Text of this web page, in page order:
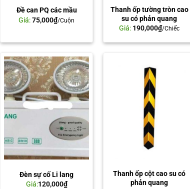
Đề can PQ các mầu
Giá:75,000₫/Cuộn
Thanh ốp tường tròn cao
su có phản quang
Giá: 190,000₫/Chiếc
Đèn sự cố Li lang
Giá:120,000₫
Thanh ốp cột cao su có
phản quang